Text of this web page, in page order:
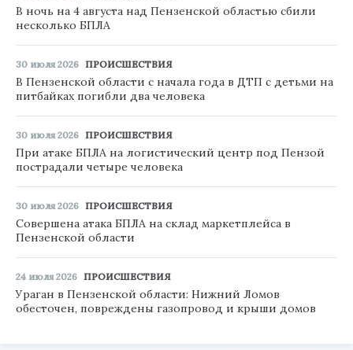
В ночь на 4 августа над Пензенской областью сбили
несколько БПЛА
30 июля 2026 ПРОИСШЕСТВИЯ
В Пензенской области с начала года в ДТП с детьми на
питбайках погибли два человека
30 июля 2026 ПРОИСШЕСТВИЯ
При атаке БПЛА на логистический центр под Пензой
пострадали четыре человека
30 июля 2026 ПРОИСШЕСТВИЯ
Совершена атака БПЛА на склад маркетплейса в
Пензенской области
24 июля 2026 ПРОИСШЕСТВИЯ
Ураган в Пензенской области: Нижний Ломов
обесточен, повреждены газопровод и крыши домов